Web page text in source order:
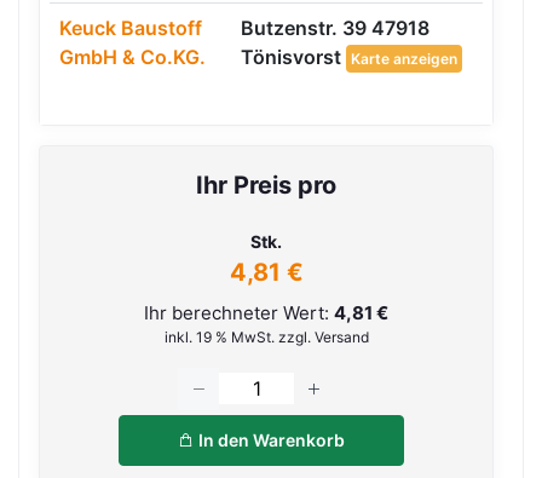
Keuck Baustoff
GmbH & Co.KG.
Butzenstr. 39 47918
Tönisvorst Karte anzeigen
Ihr Preis pro
Stk.
4,81 €
Ihr berechneter Wert: 4,81 €
inkl. 19 % MwSt. zzgl. Versand
In den Warenkorb